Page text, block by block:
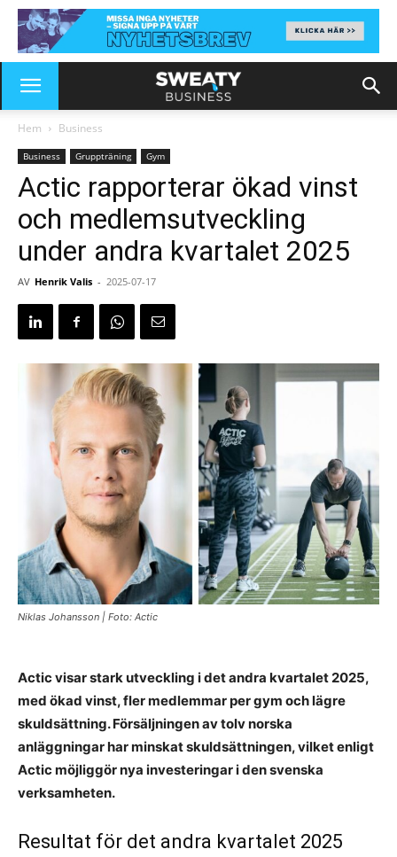
Hem Business
Business Gruppträning Gym
Actic rapporterar ökad vinst
och medlemsutveckling
under andra kvartalet 2025
AV Henrik Valis - 2025-07-17
Niklas Johansson | Foto: Actic
Actic visar stark utveckling i det andra kvartalet 2025,
med ökad vinst, fler medlemmar per gym och lägre
skuldsättning. Försäljningen av tolv norska
anläggningar har minskat skuldsättningen, vilket enligt
Actic möjliggör nya investeringar i den svenska
verksamheten.
Resultat för det andra kvartalet 2025